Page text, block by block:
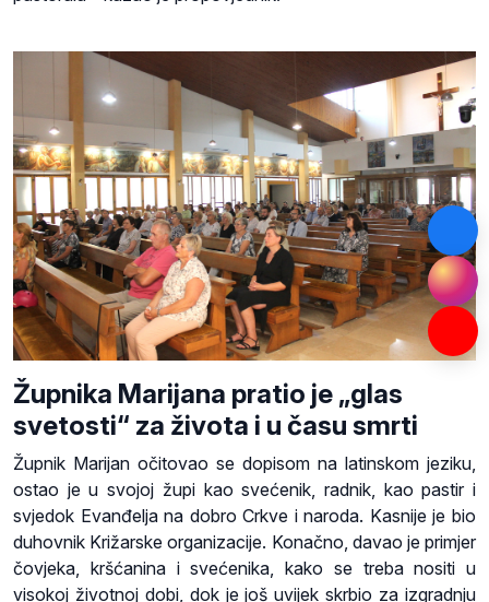
Župnika Marijana pratio je „glas
svetosti“ za života i u času smrti
Župnik Marijan očitovao se dopisom na latinskom jeziku,
ostao je u svojoj župi kao svećenik, radnik, kao pastir i
svjedok Evanđelja na dobro Crkve i naroda. Kasnije je bio
duhovnik Križarske organizacije. Konačno, davao je primjer
čovjeka, kršćanina i svećenika, kako se treba nositi u
visokoj životnoj dobi, dok je još uvijek skrbio za izgradnju